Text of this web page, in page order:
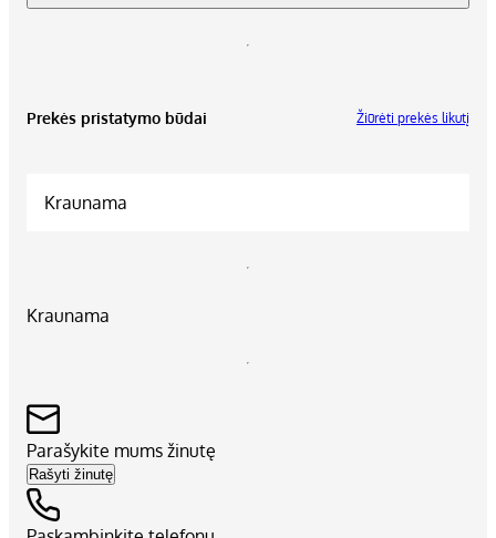
Prekės pristatymo būdai Žiūrėti prekės likutį
Kraunama
Kraunama
Parašykite mums žinutę
Rašyti žinutę